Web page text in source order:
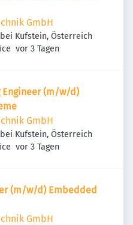
GmbH
Kufstein, Österreich
Veröffentlicht
vor 3 Tagen
Engineer (m/w/d)
GmbH
Kufstein, Österreich
Veröffentlicht
vor 3 Tagen
(m/w/d) Embedded
GmbH